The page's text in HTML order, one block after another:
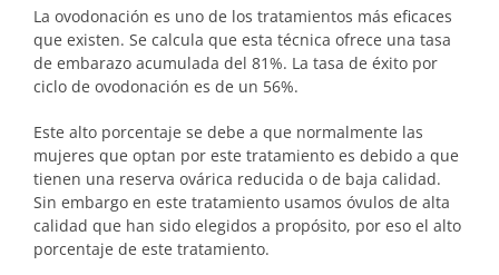
La ovodonación es uno de los tratamientos más eficaces
que existen. Se calcula que esta técnica ofrece una tasa
de embarazo acumulada del 81%. La tasa de éxito por
ciclo de ovodonación es de un 56%.
Este alto porcentaje se debe a que normalmente las
mujeres que optan por este tratamiento es debido a que
tienen una reserva ovárica reducida o de baja calidad.
Sin embargo en este tratamiento usamos óvulos de alta
calidad que han sido elegidos a propósito, por eso el alto
porcentaje de este tratamiento.